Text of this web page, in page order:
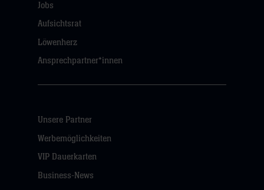
Jobs
Aufsichtsrat
Löwenherz
Ansprechpartner*innen
Unsere Partner
Werbemöglichkeiten
VIP Dauerkarten
Business-News